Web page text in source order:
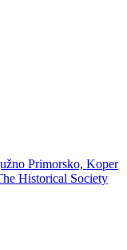
Primorsko, Koper
Historical Society